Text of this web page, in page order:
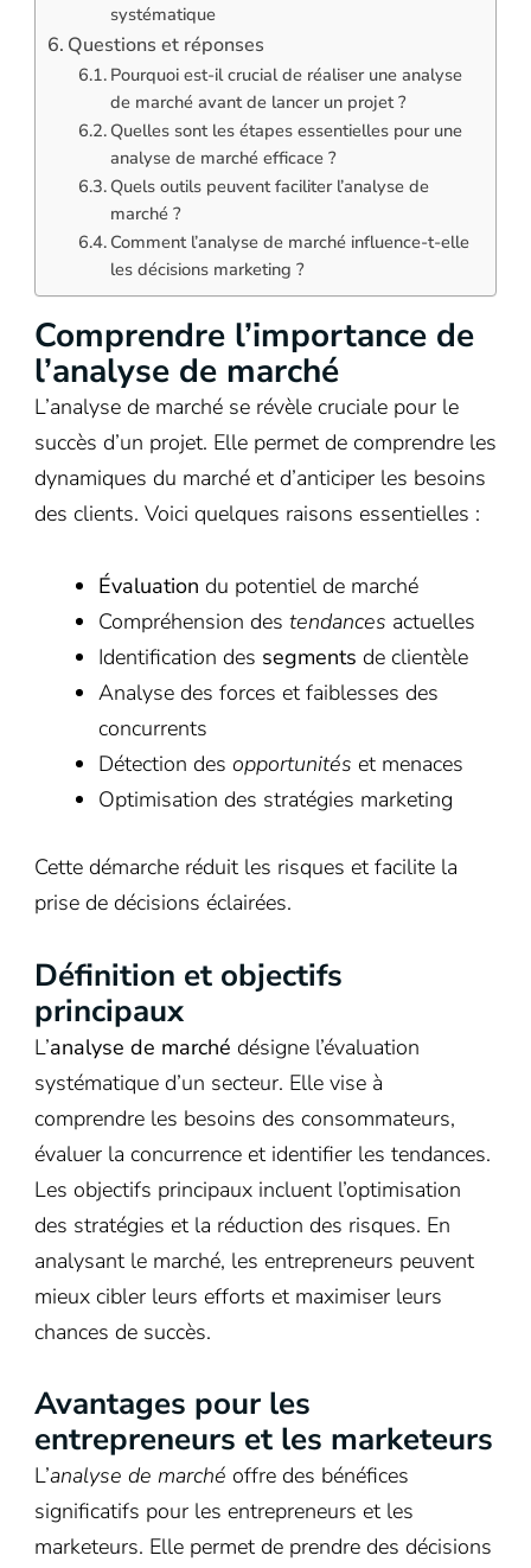
systématique
Questions et réponses
Pourquoi est-il crucial de réaliser une analyse
de marché avant de lancer un projet ?
Quelles sont les étapes essentielles pour une
analyse de marché efficace ?
Quels outils peuvent faciliter l’analyse de
marché ?
Comment l’analyse de marché influence-t-elle
les décisions marketing ?
Comprendre l’importance de
l’analyse de marché
L’analyse de marché se révèle cruciale pour le
succès d’un projet. Elle permet de comprendre les
dynamiques du marché et d’anticiper les besoins
des clients. Voici quelques raisons essentielles :
Évaluation du potentiel de marché
Compréhension des tendances actuelles
Identification des segments de clientèle
Analyse des forces et faiblesses des
concurrents
Détection des opportunités et menaces
Optimisation des stratégies marketing
Cette démarche réduit les risques et facilite la
prise de décisions éclairées.
Définition et objectifs
principaux
L’analyse de marché désigne l’évaluation
systématique d’un secteur. Elle vise à
comprendre les besoins des consommateurs,
évaluer la concurrence et identifier les tendances.
Les objectifs principaux incluent l’optimisation
des stratégies et la réduction des risques. En
analysant le marché, les entrepreneurs peuvent
mieux cibler leurs efforts et maximiser leurs
chances de succès.
Avantages pour les
entrepreneurs et les marketeurs
L’analyse de marché offre des bénéfices
significatifs pour les entrepreneurs et les
marketeurs. Elle permet de prendre des décisions